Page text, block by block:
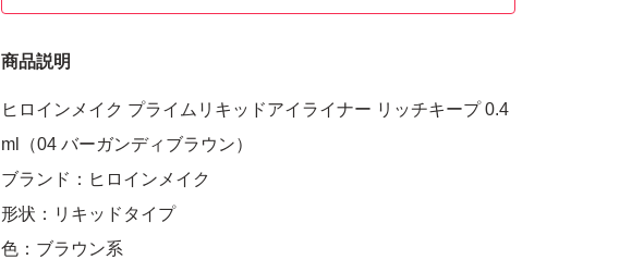
商品説明
ヒロインメイク プライムリキッドアイライナー リッチキープ 0.4
ml（04 バーガンディブラウン）
ブランド：ヒロインメイク
形状：リキッドタイプ
色：ブラウン系